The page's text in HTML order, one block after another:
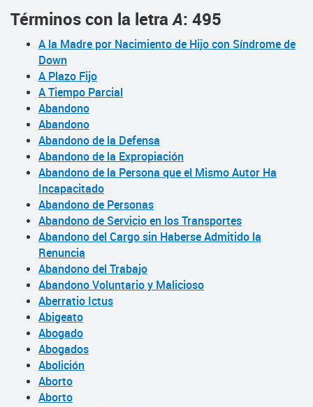
Términos con la letraA: 495
A la Madre por Nacimiento de Hijo con Síndrome de
Down
A Plazo Fijo
A Tiempo Parcial
Abandono
Abandono
Abandono de la Defensa
Abandono de la Expropiación
Abandono de la Persona que el Mismo Autor Ha
Incapacitado
Abandono de Personas
Abandono de Servicio en los Transportes
Abandono del Cargo sin Haberse Admitido la
Renuncia
Abandono del Trabajo
Abandono Voluntario y Malicioso
Aberratio Ictus
Abigeato
Abogado
Abogados
Abolición
Aborto
Aborto